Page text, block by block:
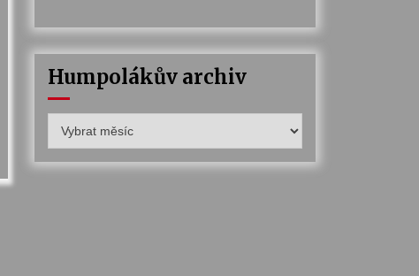
Humpolákův archiv
archiv